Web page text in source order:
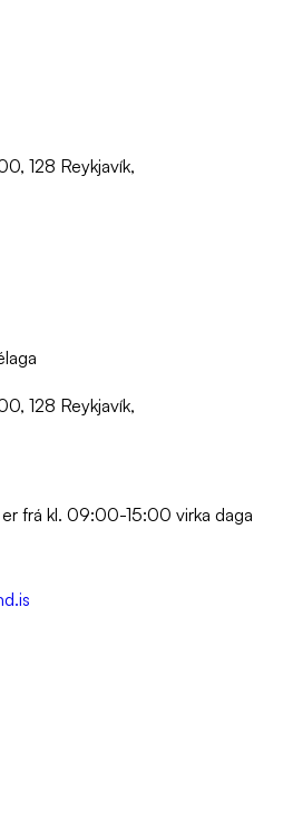
128 Reykjavík,
128 Reykjavík,
frá kl. 09:00-15:00 virka daga